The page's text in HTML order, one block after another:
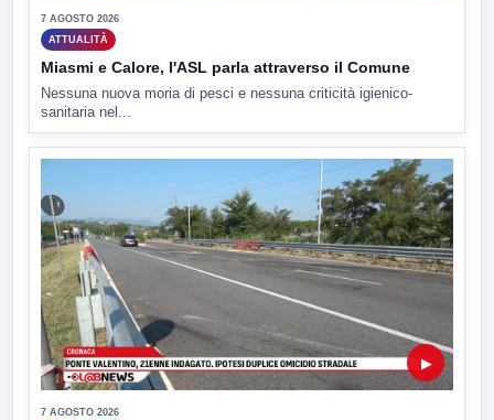
7 AGOSTO 2026
ATTUALITÀ
Miasmi e Calore, l'ASL parla attraverso il Comune
Nessuna nuova moria di pesci e nessuna criticità igienico-
sanitaria nel...
▶
7 AGOSTO 2026